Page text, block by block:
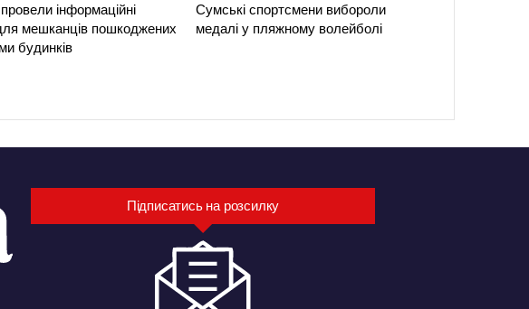
інформаційні
для мешканців пошкоджених
будинків
Сумські спортсмени вибороли
медалі у пляжному волейболі
Підписатись на розсилку